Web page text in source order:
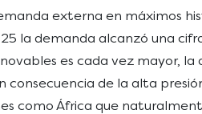
externa en máximos
la demanda alcanzó una
es cada vez mayor,
de la alta
como África que